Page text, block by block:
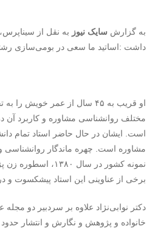
به گزارش سایک نیوز به نقل از
داشت :اساتید ما سعی در بومی‌سازی
او قریب به ۴۵ سال از عمر
مختلف روانشناسى مشاوره و کاربرد آن
است. ایشان در حال حاضر استاد تمام
برخی از عناوینی این استاد پیشکسوت
دکتر نوابی‌نژاد علاوه بر سردبیر دو